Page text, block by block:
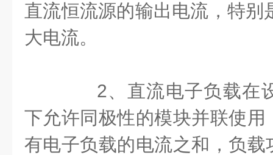
直流恒流源的输出电流，特别
大电流。
2、直流电子负载在
下允许同极性的模块并联使
有电子负载的电流之和，负